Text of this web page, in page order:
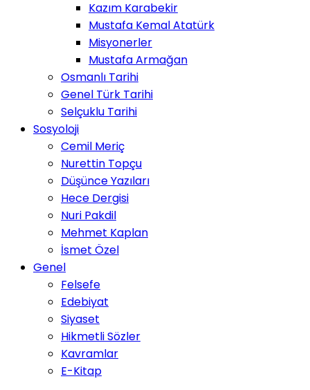
Kazım Karabekir
Mustafa Kemal Atatürk
Misyonerler
Mustafa Armağan
Osmanlı Tarihi
Genel Türk Tarihi
Selçuklu Tarihi
Sosyoloji
Cemil Meriç
Nurettin Topçu
Düşünce Yazıları
Hece Dergisi
Nuri Pakdil
Mehmet Kaplan
İsmet Özel
Genel
Felsefe
Edebiyat
Siyaset
Hikmetli Sözler
Kavramlar
E-Kitap